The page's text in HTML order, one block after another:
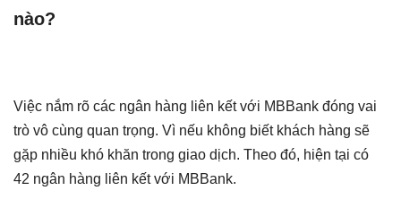
nào?
Việc nắm rõ các ngân hàng liên kết với MBBank đóng vai
trò vô cùng quan trọng. Vì nếu không biết khách hàng sẽ
gặp nhiều khó khăn trong giao dịch. Theo đó, hiện tại có
42 ngân hàng liên kết với MBBank.